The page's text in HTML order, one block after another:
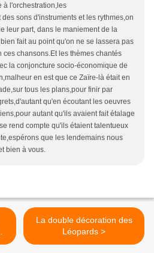
à l'orchestration,les
sons d'instruments et les rythmes,on
leur part, dans le maniement de la
fait au point qu'on ne se lassera pas
ces chansons.Et les thèmes chantés
la conjoncture socio-économique de
en est que ce Zaïre-là était en
tous les plans,pour finir par
qu'en écoutant les oeuvres
autant qu'ils avaient fait étalage
rend compte qu'ils étaient talentueux
que les lendemains nous
bien à vous.
La double décoration des
Léopards >